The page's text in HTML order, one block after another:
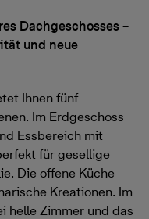
Dachgeschosses –
und neue
Ihnen fünf
Im Erdgeschoss
Essbereich mit
für gesellige
Die offene Küche
Kreationen. Im
helle Zimmer und das